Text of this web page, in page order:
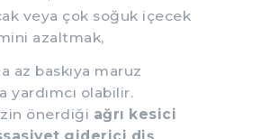
veya çok soğuk içecek
azaltmak,
az baskıya maruz
yardımcı olabilir.
önerdiği ağrı kesici